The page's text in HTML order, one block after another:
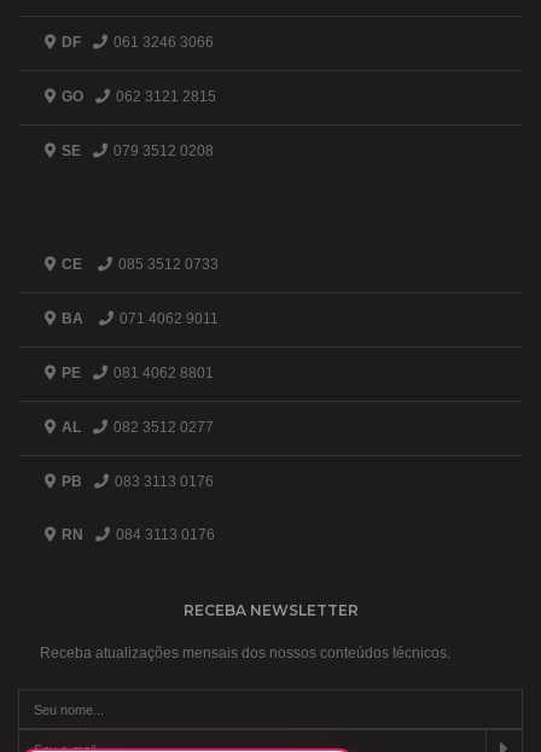
DF 061 3246 3066
GO 062 3121 2815
SE 079 3512 0208
CE 085 3512 0733
BA 071 4062 9011
PE 081 4062 8801
AL 082 3512 0277
PB 083 3113 0176
RN 084 3113 0176
RECEBA NEWSLETTER
Receba atualizações mensais dos nossos conteúdos técnicos.